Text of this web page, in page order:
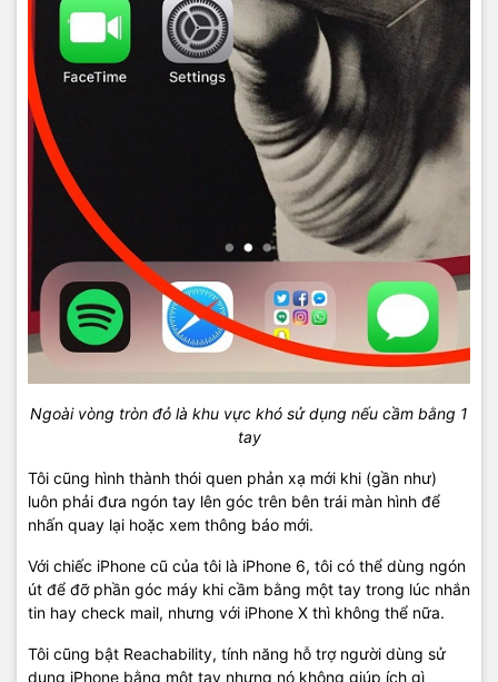
Ngoài vòng tròn đỏ là khu vực khó sử dụng nếu cầm bằng 1
tay
Tôi cũng hình thành thói quen phản xạ mới khi (gần như)
luôn phải đưa ngón tay lên góc trên bên trái màn hình để
nhấn quay lại hoặc xem thông báo mới.
Với chiếc iPhone cũ của tôi là iPhone 6, tôi có thể dùng ngón
út để đỡ phần góc máy khi cầm bằng một tay trong lúc nhắn
tin hay check mail, nhưng với iPhone X thì không thể nữa.
Tôi cũng bật Reachability, tính năng hỗ trợ người dùng sử
dụng iPhone bằng một tay nhưng nó không giúp ích gì